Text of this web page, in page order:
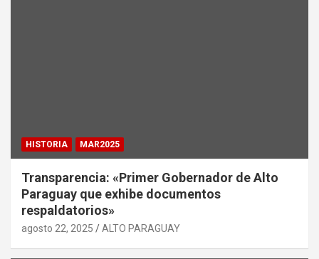
HISTORIA MAR2025
Transparencia: «Primer Gobernador de Alto
Paraguay que exhibe documentos
respaldatorios»
agosto 22, 2025 ALTO PARAGUAY